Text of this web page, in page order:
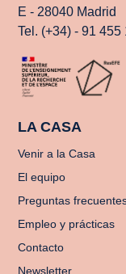
E - 28040 Madrid
Tel. (+34) - 91 455
LA CASA
Venir a la Casa
El equipo
Preguntas
Empleo y prácticas
Contacto
Newsletter